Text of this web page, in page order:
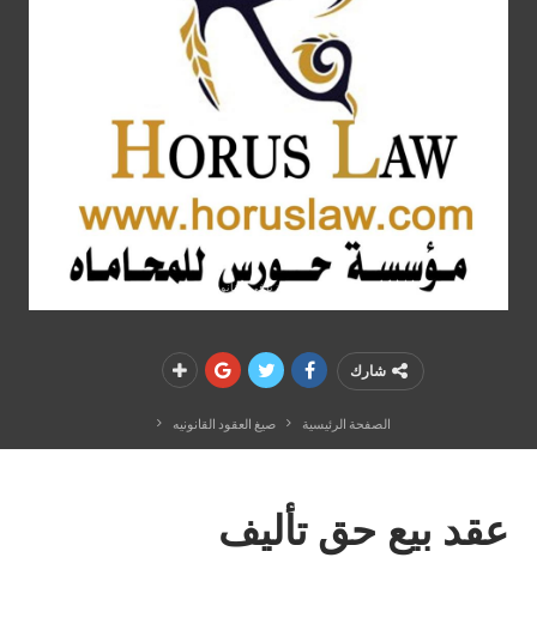
جريمة الزنا في القانون المصرى والتفرقه بين الرجل والمرأة ؟
شارك
الصفحة الرئيسية صيغ العقود القانونيه
عقد بيع حق تأليف